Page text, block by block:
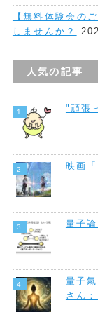
【無料体験会の
しませんか？
人気の記事
"頑張
映画
量子
量子
さん